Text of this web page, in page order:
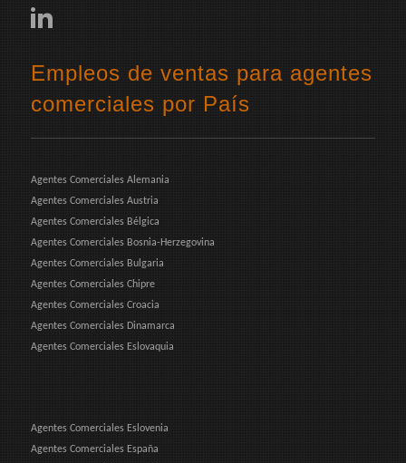
Empleos de ventas para agentes
comerciales por País
Agentes Comerciales Alemania
Agentes Comerciales Austria
Agentes Comerciales Bélgica
Agentes Comerciales Bosnia-Herzegovina
Agentes Comerciales Bulgaria
Agentes Comerciales Chipre
Agentes Comerciales Croacia
Agentes Comerciales Dinamarca
Agentes Comerciales Eslovaquia
Agentes Comerciales Eslovenia
Agentes Comerciales España